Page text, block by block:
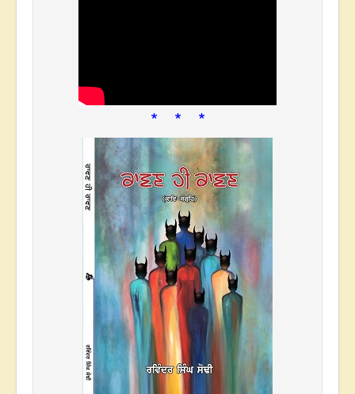
* * *